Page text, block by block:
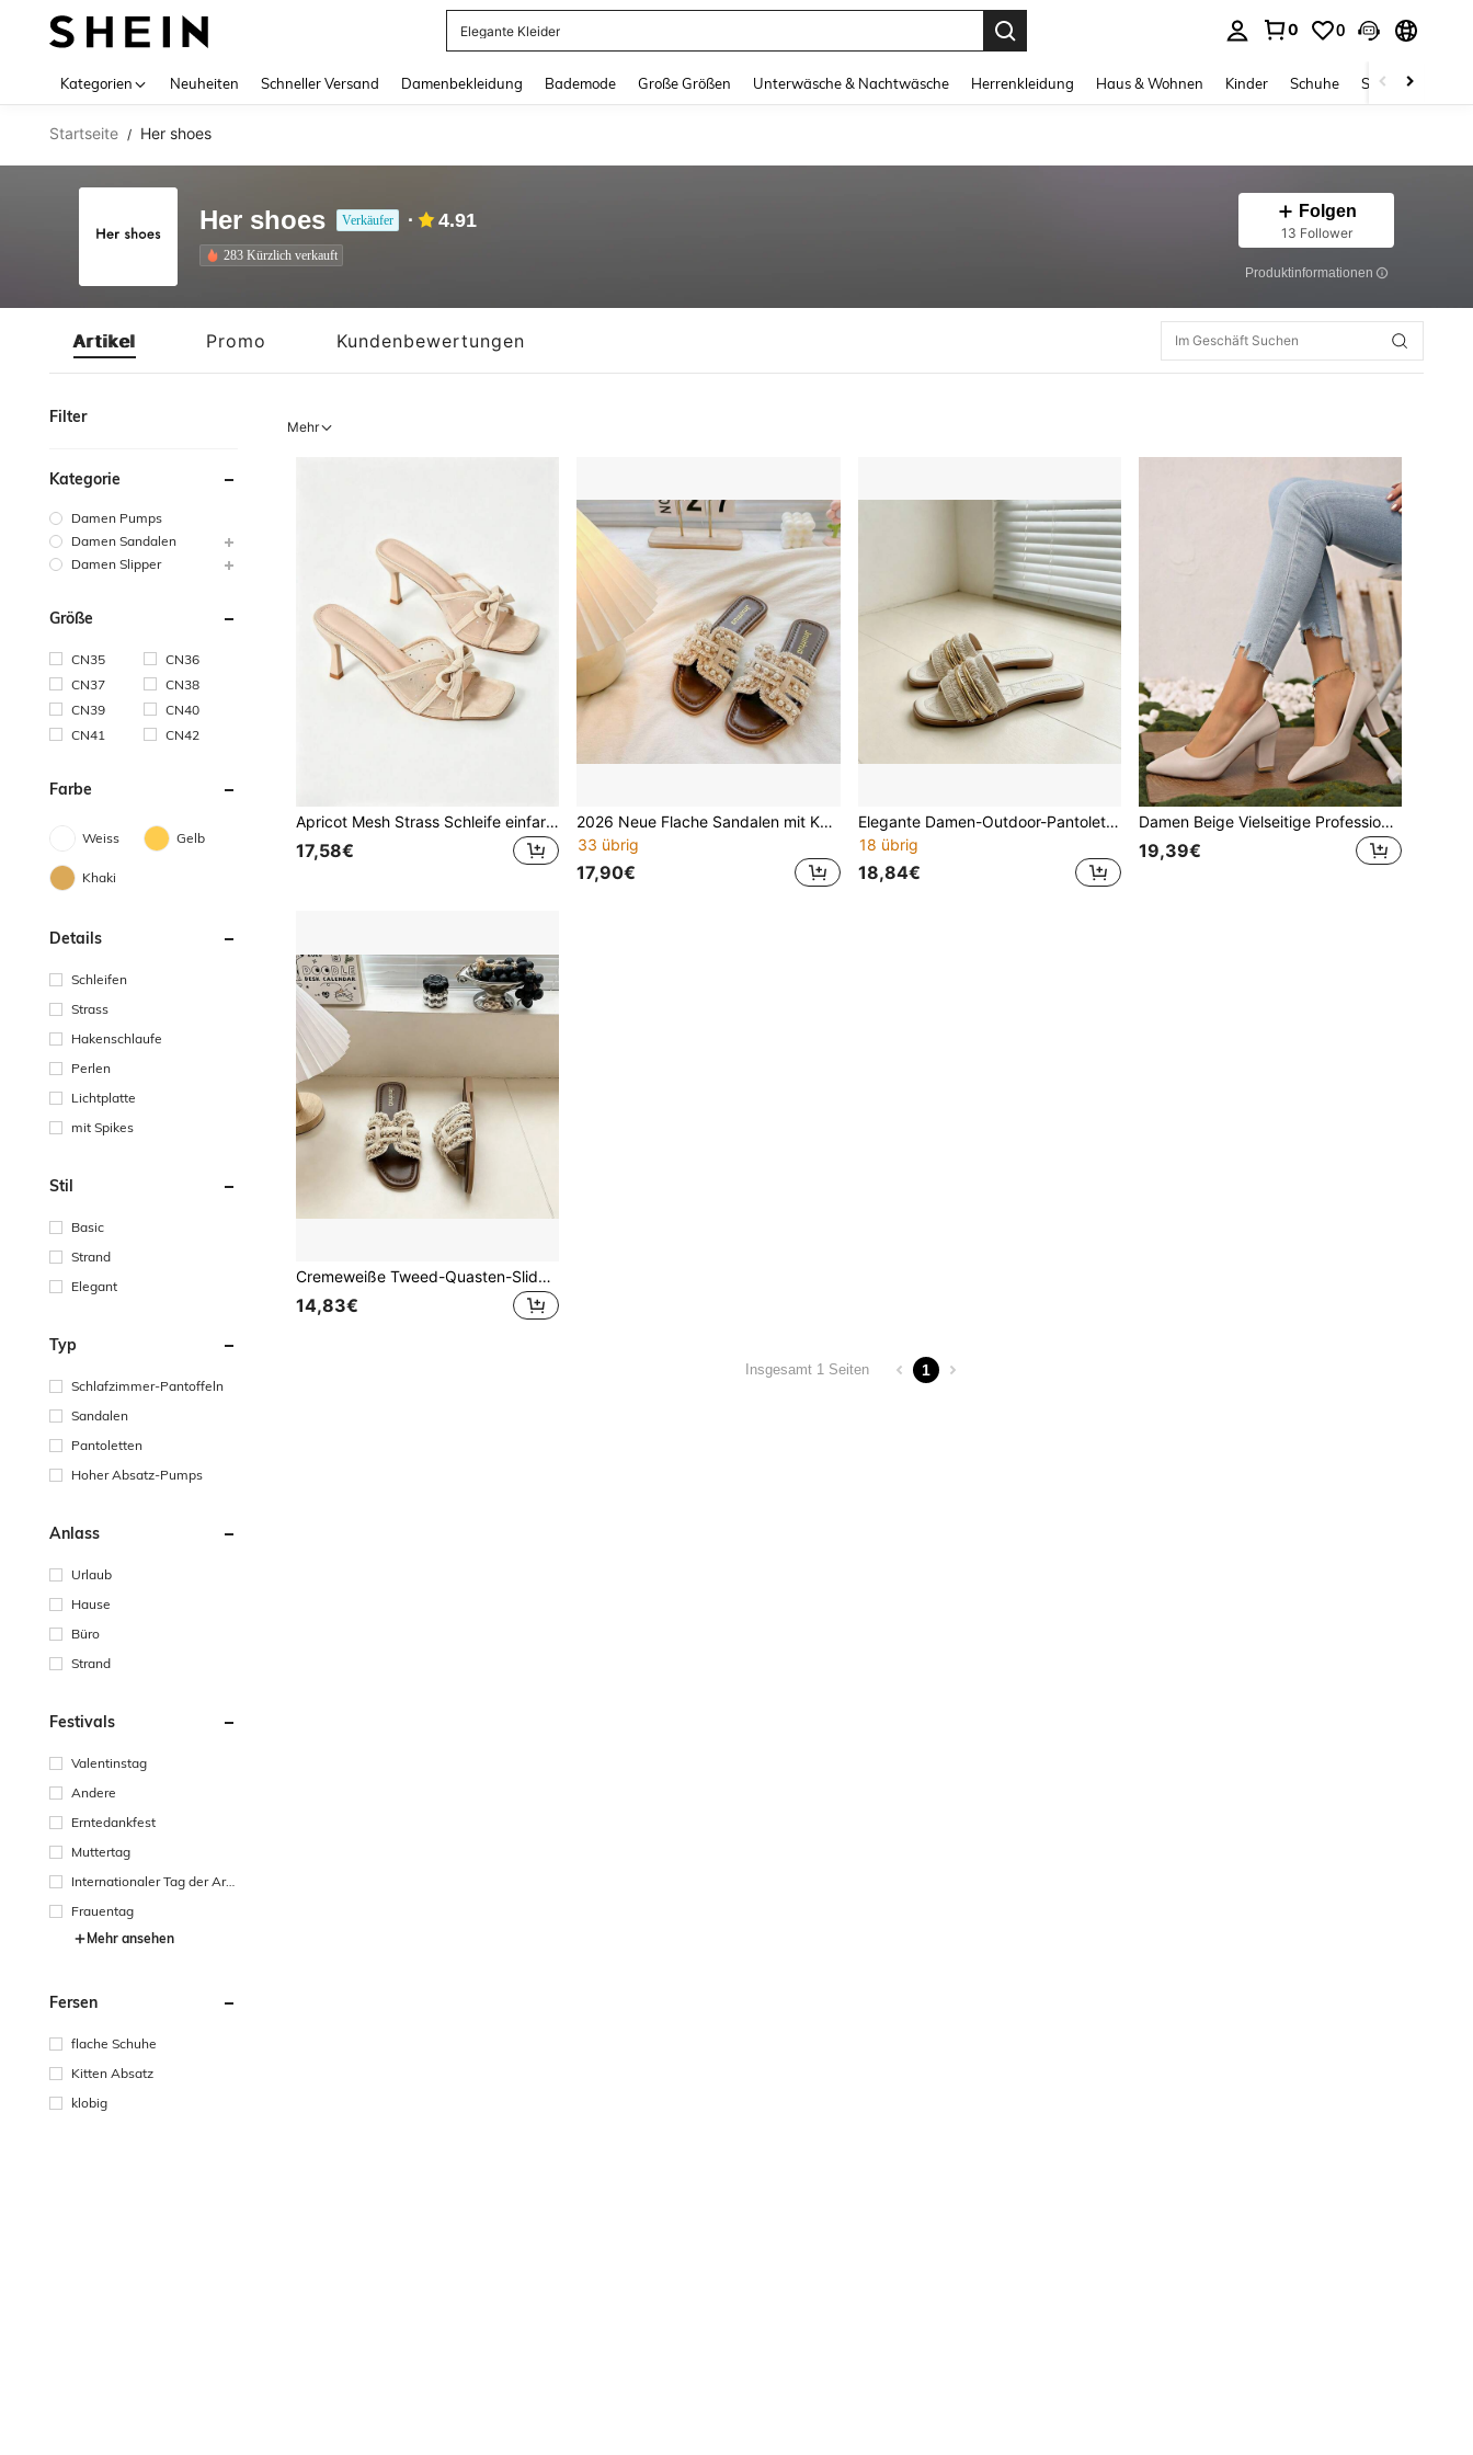
Elegante Kleider
0 0
Kategorien Neuheiten Schneller Versand Damenbekleidung Bademode Große Größen Unterwäsche & Nachtwäsche Herrenkleidung Haus & Wohnen Kinder Schuhe Schmuck &
Startseite / Her shoes
Her shoes Verkäufer 4.91
283 Kürzlich verkauft
Folgen
13 Follower
Produktinformationen
Artikel Promo Kundenbewertungen
Filter
Kategorie
Damen Pumps
Damen Sandalen
Damen Slipper
Größe
CN35
CN36
CN37
CN38
CN39
CN40
CN41
CN42
Farbe
Weiss Gelb
Khaki
Details
Schleifen
Strass
Hakenschlaufe
Perlen
Lichtplatte
mit Spikes
Stil
Basic
Strand
Elegant
Typ
Schlafzimmer-Pantoffeln
Sandalen
Pantoletten
Hoher Absatz-Pumps
Anlass
Urlaub
Hause
Büro
Strand
Festivals
Valentinstag
Andere
Erntedankfest
Muttertag
Internationaler Tag der Arb
Frauentag
Mehr ansehen
Fersen
flache Schuhe
Kitten Absatz
klobig
Mehr
Apricot Mesh Strass Schleife einfarbig Stiletto High Heel Damen Sommer quadratische Zehenpartie offene Zehenpartie Slide Sandalen sexy Outdoor High Heels
17,58€
2026 Neue Flache Sandalen mit Kunstperlenriemen, eleganter französischer Stil Strandpantoffeln für Frauen zum Tragen mit Kleidern, Sommerurlaub
33 übrig
17,90€
Elegante Damen-Outdoor-Pantoletten aus Stoff mit goldenen Doppelriemen, Fransenrand, quadratischer Zehenpartie und flacher Sohle, sommerliche offene Zehen-Freizeitsandalen für den Urlaub
18 übrig
18,84€
Damen Beige Vielseitige Professionelle Spitzschuh Blockabsatz High Heels
19,39€
Cremeweiße Tweed-Quasten-Slide-Sandalen mit breitem Riemen, Cut Out quadratischer Zehenpartie, weicher Sohle und rutschfester Sohle, vielseitige elegante Damen-Pantoletten für Pendeln und Strand
14,83€
Insgesamt 1 Seiten 1